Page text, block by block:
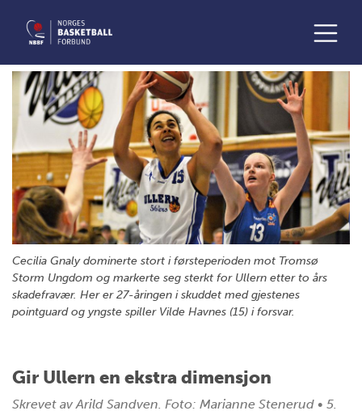
Cecilia Gnaly dominerte stort i førsteperioden mot Tromsø
Storm Ungdom og markerte seg sterkt for Ullern etter to års
skadefravær. Her er 27-åringen i skuddet med gjestenes
pointguard og yngste spiller Vilde Havnes (15) i forsvar.
Gir Ullern en ekstra dimensjon
Skrevet av Arild Sandven. Foto: Marianne Stenerud • 5.